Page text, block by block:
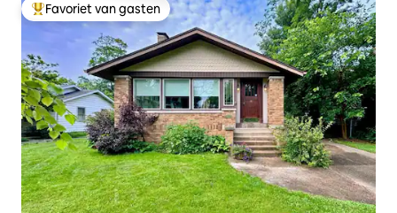
Topfavoriet van gasten
Favoriet van gasten